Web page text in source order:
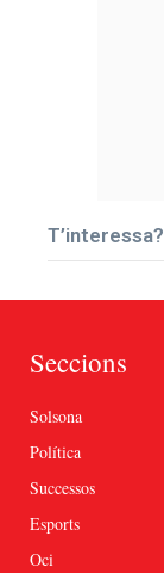
T’interessa?
Seccions
Solsona
Política
Successos
Esports
Oci